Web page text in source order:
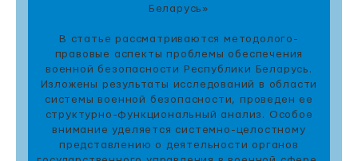
Беларусь»
В статье рассматриваются методолого-
правовые аспекты проблемы обеспечения
военной безопасности Республики Беларусь.
Изложены результаты исследований в области
системы военной безопасности, проведен ее
структурно-функциональный анализ. Особое
внимание уделяется системно-целостному
представлению о деятельности органов